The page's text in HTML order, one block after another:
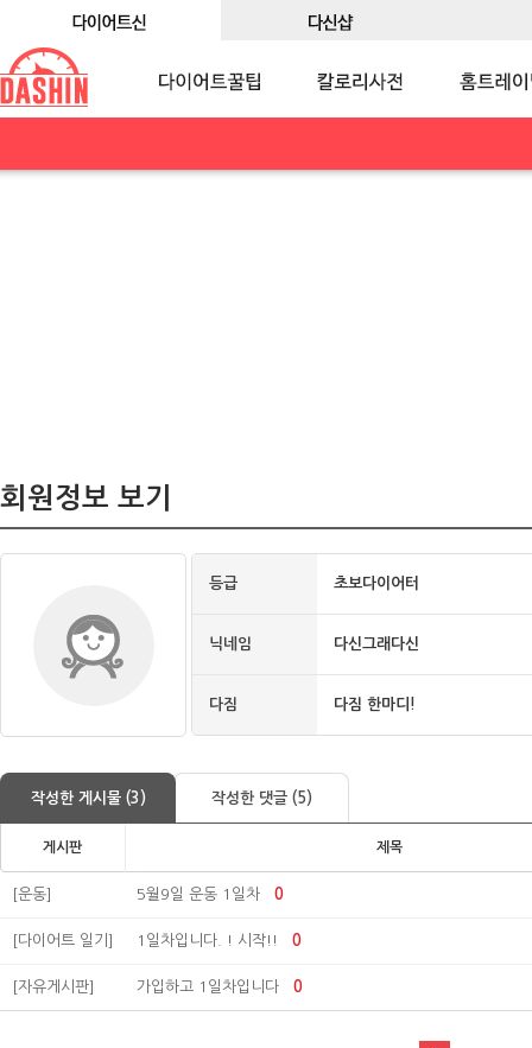
회원정보 보기
등급 초보다이어터
닉네임 다신그래다신
다짐 다짐 한마디!
작성한 게시물 (3) 작성한 댓글 (5)
게시판 제목
[운동] 5월9일 운동 1일차 0
[다이어트 일기] 1일차입니다. ! 시작!! 0
[자유게시판] 가입하고 1일차입니다 0